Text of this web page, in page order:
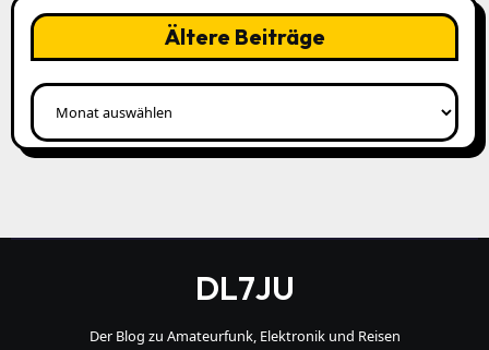
Ältere Beiträge
Ältere
Beiträge
DL7JU
Der Blog zu Amateurfunk, Elektronik und Reisen